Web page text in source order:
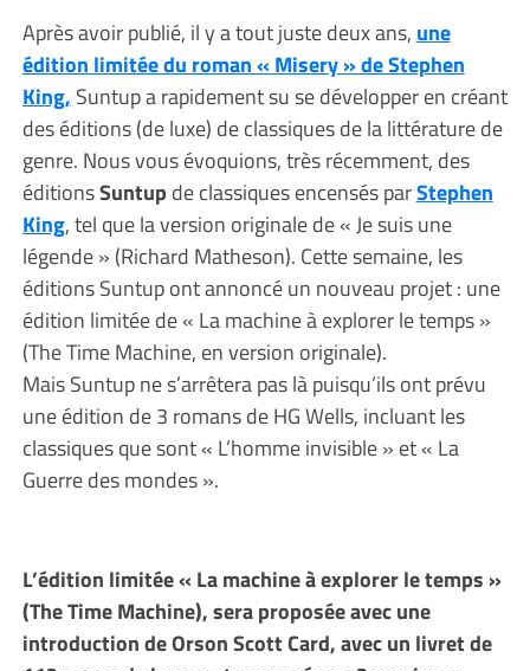
Après avoir publié, il y a tout juste deux ans, une
édition limitée du roman « Misery » de Stephen
King, Suntup a rapidement su se développer en créant
des éditions (de luxe) de classiques de la littérature de
genre. Nous vous évoquions, très récemment, des
éditionsSuntup de classiques encensés parStephen
King, tel que la version originale de « Je suis une
légende » (Richard Matheson). Cette semaine, les
éditions Suntup ont annoncé un nouveau projet : une
édition limitée de « La machine à explorer le temps »
(The Time Machine, en version originale).
Mais Suntup ne s’arrêtera pas là puisqu’ils ont prévu
une édition de 3 romans de HG Wells, incluant les
classiques que sont « L’homme invisible » et « La
Guerre des mondes ».
L’édition limitée « La machine à explorer le temps »
(The Time Machine), sera proposée avec une
introduction de Orson Scott Card, avec un livret de